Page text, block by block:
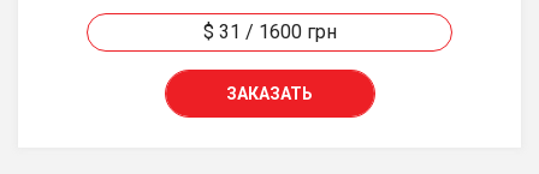
$ 31 / 1600 грн
ЗАКАЗАТЬ